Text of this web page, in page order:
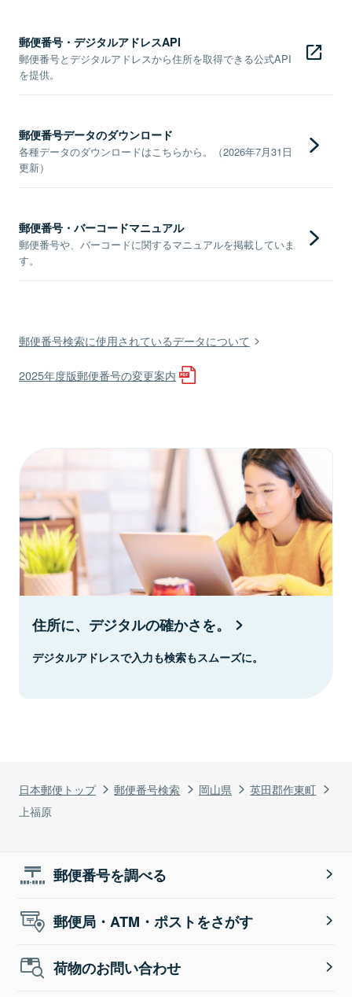
日本郵便トップ 郵便番号検索 岡山県
英田郡作東町
上福原
郵便番号・デジタルアドレスAPI
郵便番号とデジタルアドレスから住所を取得できる公式API
を提供。
郵便番号データのダウンロード
各種データのダウンロードはこちらから。（2026年7月31日
更新）
郵便番号・バーコードマニュアル
郵便番号や、バーコードに関するマニュアルを掲載していま
す。
郵便番号検索に使用されているデータについて
2025年度版郵便番号の変更案内
住所に、デジタルの確かさを。
デジタルアドレスで入力も検索もスムーズに。
郵便番号を調べる
郵便局・ATM・ポストをさがす
荷物のお問い合わせ